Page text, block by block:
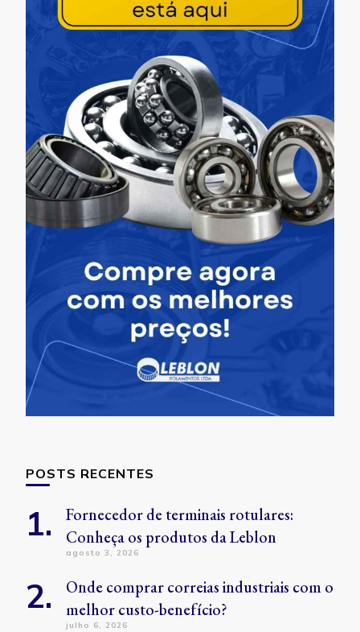
POSTS RECENTES
Fornecedor de terminais rotulares:
Conheça os produtos da Leblon
agosto 3, 2026
Onde comprar correias industriais com o
melhor custo-benefício?
julho 6, 2026